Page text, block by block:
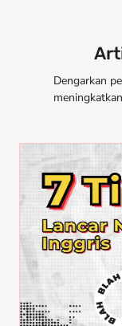
Dengarkan